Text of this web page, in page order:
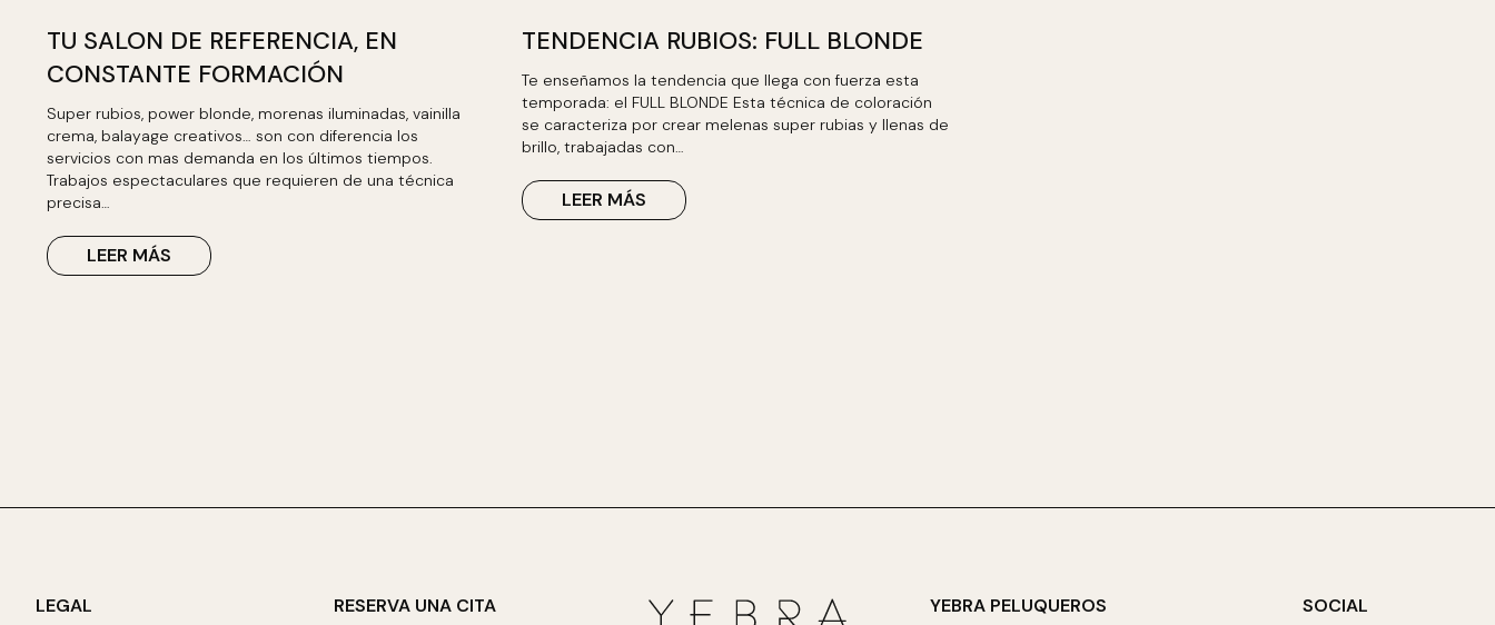
TU SALON DE REFERENCIA, EN
CONSTANTE FORMACIÓN
Super rubios, power blonde, morenas iluminadas, vainilla
crema, balayage creativos… son con diferencia los
servicios con mas demanda en los últimos tiempos.
Trabajos espectaculares que requieren de una técnica
precisa…
LEER MÁS
TENDENCIA RUBIOS: FULL BLONDE
Te enseñamos la tendencia que llega con fuerza esta
temporada: el FULL BLONDE Esta técnica de coloración
se caracteriza por crear melenas super rubias y llenas de
brillo, trabajadas con…
LEER MÁS
LEGAL RESERVA UNA CITA YEBRA PELUQUEROS SOCIAL